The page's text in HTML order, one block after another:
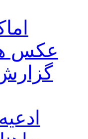
عکس